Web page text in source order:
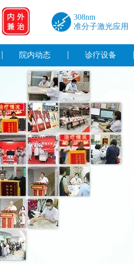
308nm
准分子激光应用
院内动态 诊疗设备